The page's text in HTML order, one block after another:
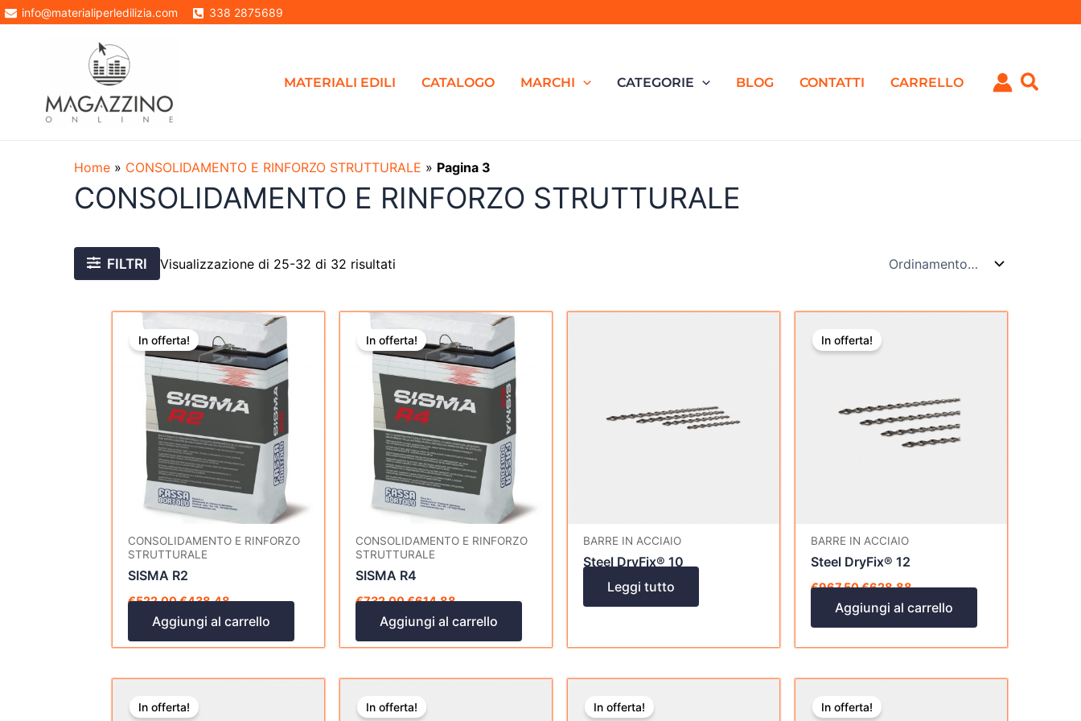
Vai info@materialiperledilizia.com 338 2875689
MATERIALI EDILI CATALOGO MARCHI CATEGORIE BLOG CONTATTI CARRELLO
Home » CONSOLIDAMENTO E RINFORZO STRUTTURALE » Pagina 3
CONSOLIDAMENTO E RINFORZO STRUTTURALE
FILTRI Visualizzazione di 25-32 di 32 risultati
In offerta!
CONSOLIDAMENTO E RINFORZO
STRUTTURALE
SISMA R2
€522,00
prezzo
originale
era:
€522,00.
€438,48
prezzo
attuale
è:
€438,48.
Aggiungi al carrello
In offerta!
CONSOLIDAMENTO E RINFORZO
STRUTTURALE
SISMA R4
€732,00
prezzo
originale
era:
€732,00.
€614,88
prezzo
attuale
è:
€614,88.
Aggiungi al carrello
BARRE IN ACCIAIO
Steel DryFix® 10
Leggi tutto
In offerta!
BARRE IN ACCIAIO
Steel DryFix® 12
€967,50
prezzo
originale
€628,88
Aggiungi al carrello
In offerta!
prezzo
originale
In offerta!
prezzo
originale
In offerta!
prezzo
originale
In offerta!
prezzo
originale